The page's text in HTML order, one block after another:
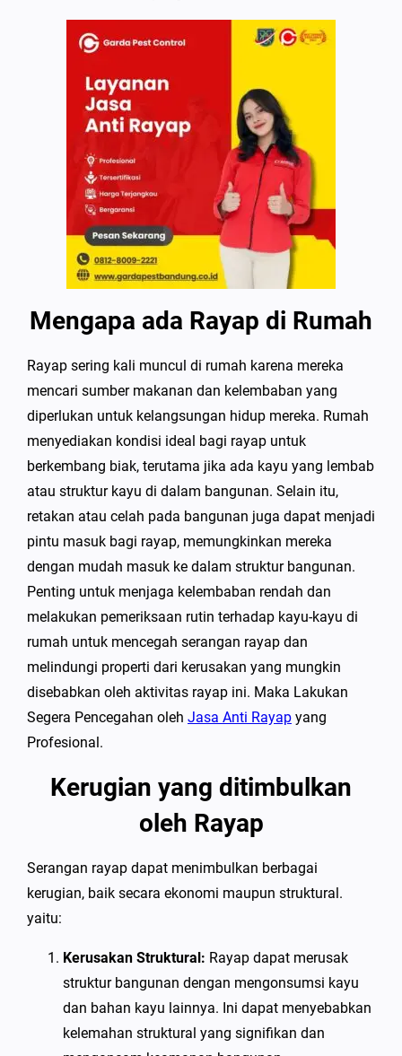
Mengapa ada Rayap di Rumah
Rayap sering kali muncul di rumah karena mereka
mencari sumber makanan dan kelembaban yang
diperlukan untuk kelangsungan hidup mereka. Rumah
menyediakan kondisi ideal bagi rayap untuk
berkembang biak, terutama jika ada kayu yang lembab
atau struktur kayu di dalam bangunan. Selain itu,
retakan atau celah pada bangunan juga dapat menjadi
pintu masuk bagi rayap, memungkinkan mereka
dengan mudah masuk ke dalam struktur bangunan.
Penting untuk menjaga kelembaban rendah dan
melakukan pemeriksaan rutin terhadap kayu-kayu di
rumah untuk mencegah serangan rayap dan
melindungi properti dari kerusakan yang mungkin
disebabkan oleh aktivitas rayap ini. Maka Lakukan
Segera Pencegahan oleh Jasa Anti Rayap yang
Profesional.
Kerugian yang ditimbulkan
oleh Rayap
Serangan rayap dapat menimbulkan berbagai
kerugian, baik secara ekonomi maupun struktural.
yaitu:
Kerusakan Struktural: Rayap dapat merusak
struktur bangunan dengan mengonsumsi kayu
dan bahan kayu lainnya. Ini dapat menyebabkan
kelemahan struktural yang signifikan dan